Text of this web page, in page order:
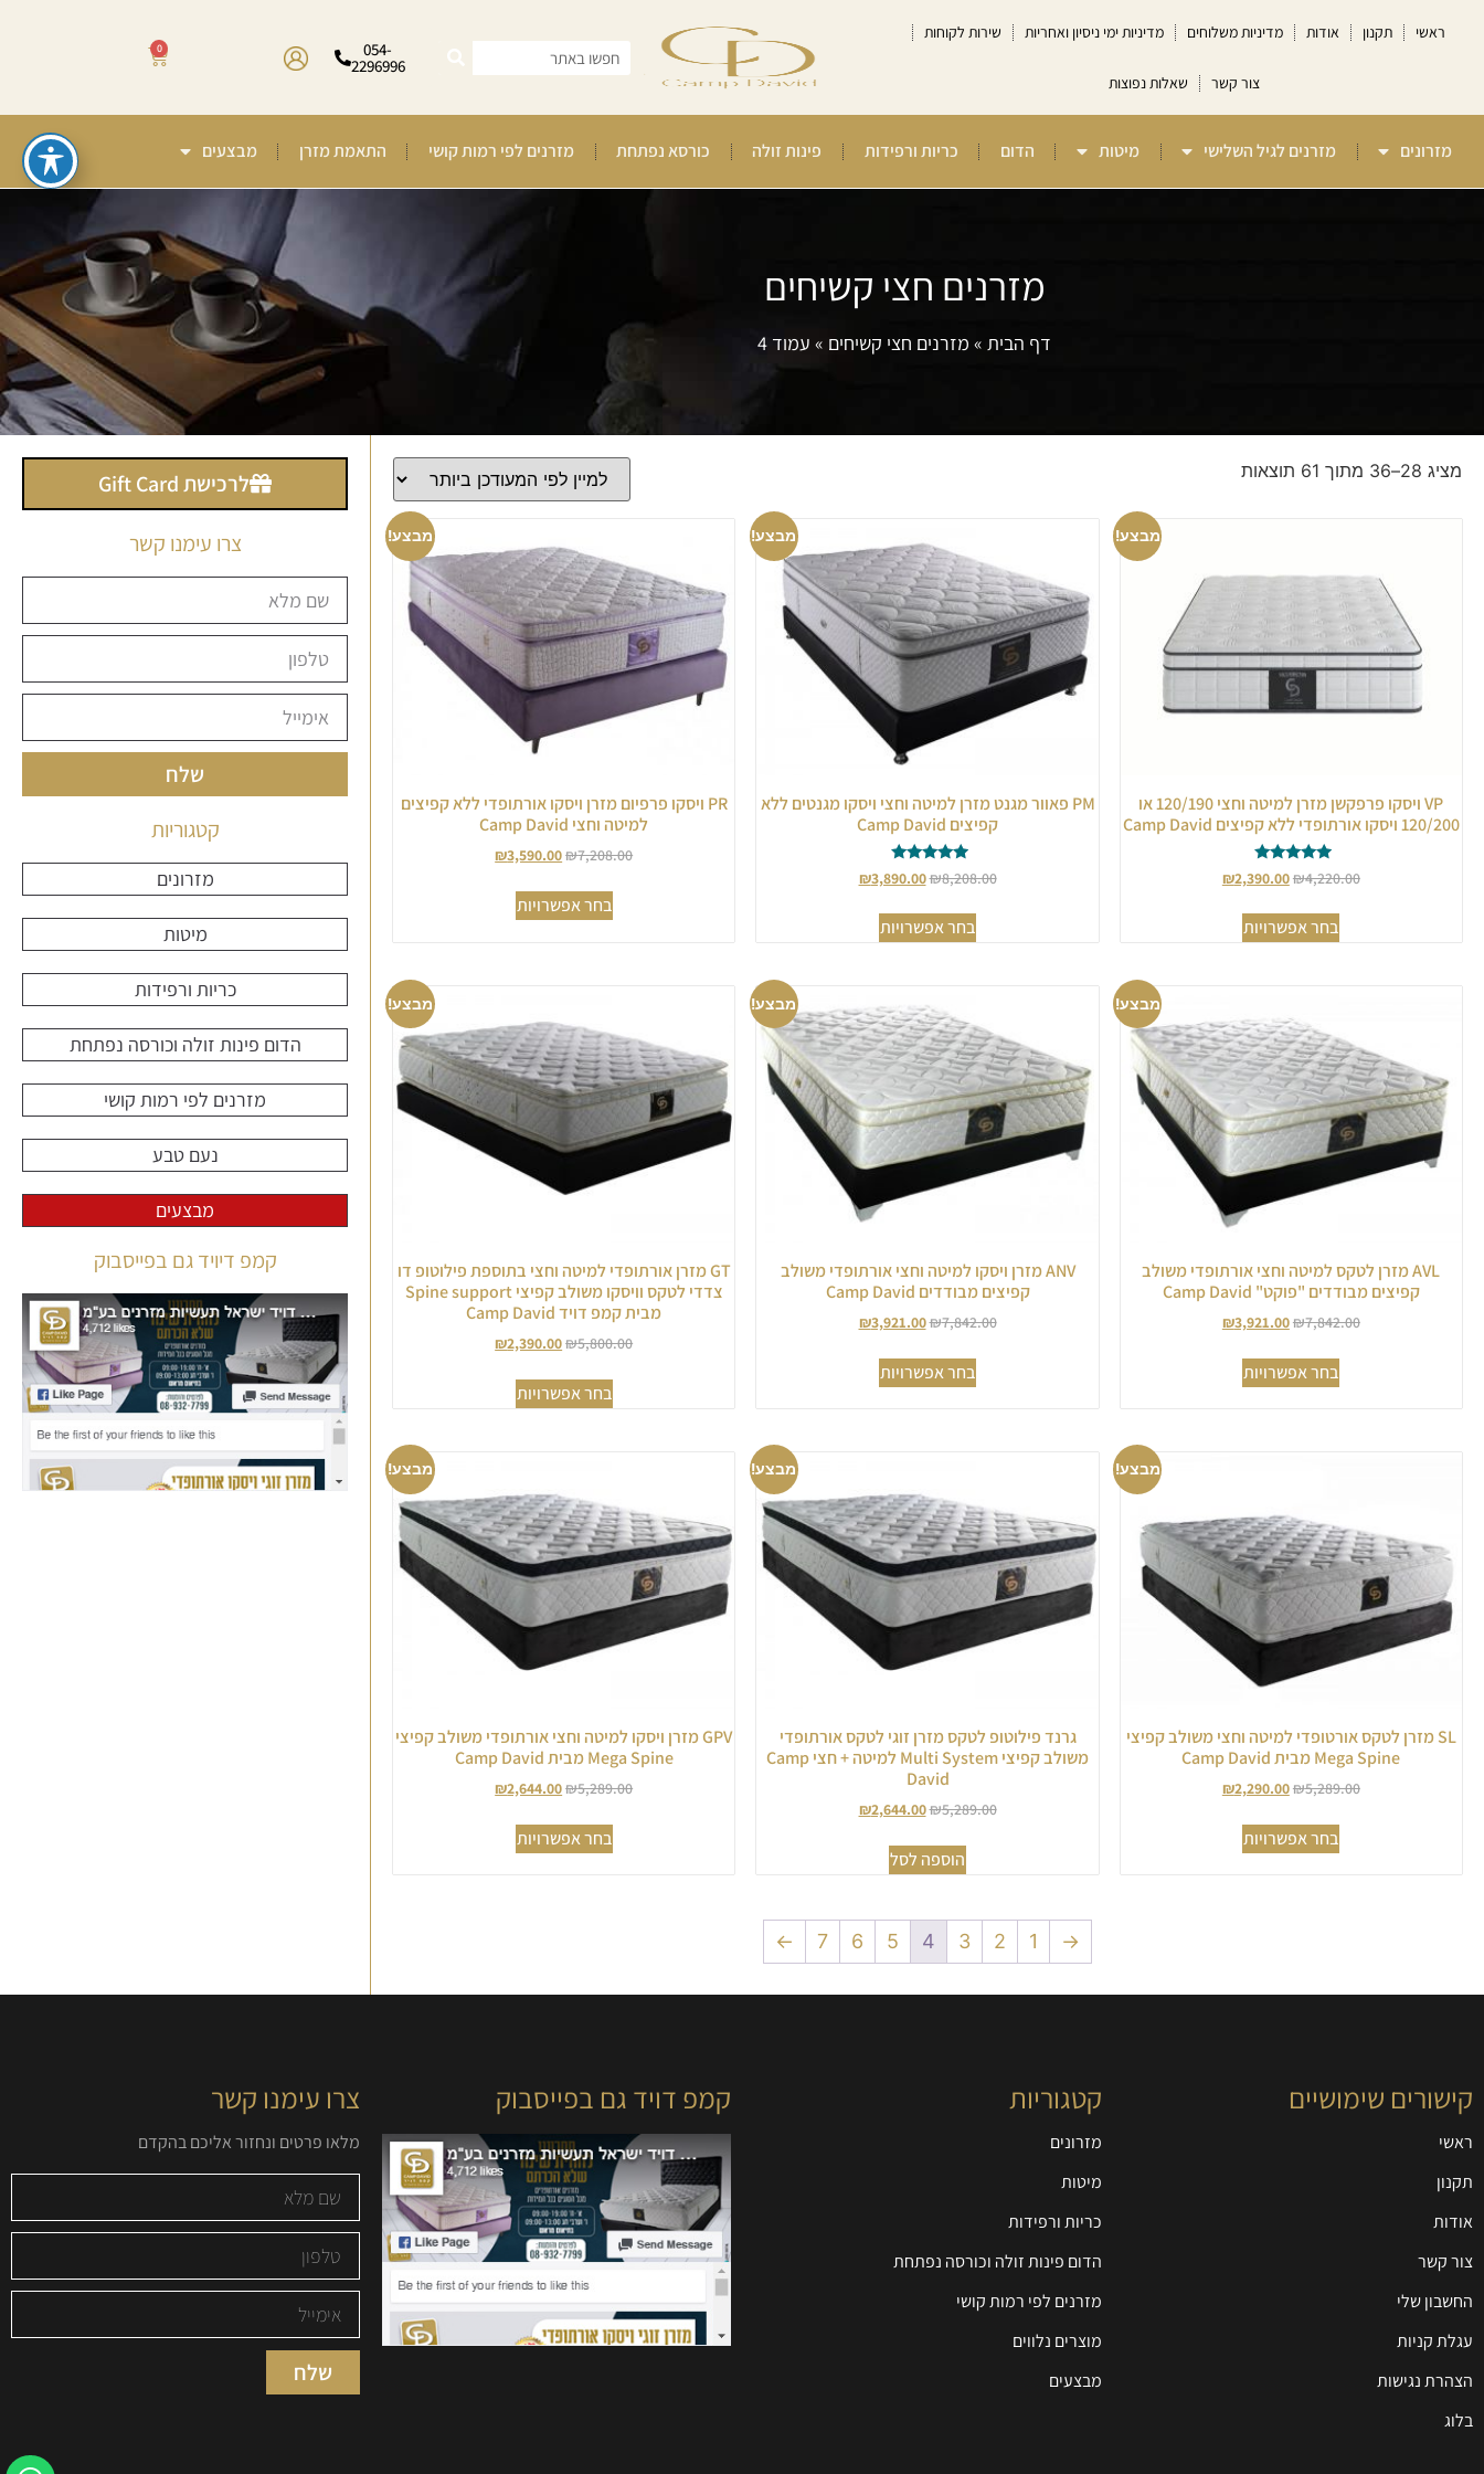
ראשי תקנון אודות מדיניות משלוחים מדיניות ימי ניסיון ואחריות שירות לקוחות
צור קשר שאלות נפוצות
054-
2296996
0
מזרונים מזרנים לגיל השלישי מיטות הדום כריות ורפידות פינות זולה כורסא נפתחת מזרנים לפי רמות קושי התאמת מזרן מבצעים
מזרנים חצי קשיחים
דף הבית » מזרנים חצי קשיחים » עמוד 4
מציג 28–36 מתוך 61 תוצאות
מבצע!
VP ויסקו פרפקשן מזרן למיטה וחצי 120/190 או
120/200 ויסקו אורתופדי ללא קפיצים Camp David
דורג
5.00
₪4,220.00
₪2,390.00
בחר אפשרויות
מבצע!
PM פאוור מגנט מזרן למיטה וחצי ויסקו מגנטים ללא
קפיצים Camp David
דורג
5.00
₪8,208.00
₪3,890.00
בחר אפשרויות
מבצע!
PR ויסקו פרפיום מזרן ויסקו אורתופדי ללא קפיצים
למיטה וחצי Camp David
₪7,208.00
₪3,590.00
בחר אפשרויות
מבצע!
AVL מזרן לטקס למיטה וחצי אורתופדי משולב
קפיצים מבודדים "פוקט" Camp David
₪7,842.00
₪3,921.00
בחר אפשרויות
מבצע!
ANV מזרן ויסקו למיטה וחצי אורתופדי משולב
קפיצים מבודדים Camp David
₪7,842.00
₪3,921.00
בחר אפשרויות
מבצע!
GT מזרן אורתופדי למיטה וחצי בתוספת פילוטופ דו
צדדי לטקס וויסקו משולב קפיצי Spine support
מבית קמפ דויד Camp David
₪5,800.00
₪2,390.00
בחר אפשרויות
מבצע!
SL מזרן לטקס אורטופדי למיטה וחצי משולב קפיצי
Mega Spine מבית Camp David
₪5,289.00
₪2,290.00
בחר אפשרויות
מבצע!
גרנד פילוטופ לטקס מזרן זוגי לטקס אורתופדי
משולב קפיצי Multi System למיטה + חצי Camp
David
₪5,289.00
₪2,644.00
הוספה לסל
מבצע!
GPV מזרן ויסקו למיטה וחצי אורתופדי משולב קפיצי
Mega Spine מבית Camp David
₪5,289.00
₪2,644.00
בחר אפשרויות
→
1
2
3
4
5
6
7
←
לרכישת Gift Card
צרו עימנו קשר
שלח
קטגוריות
מזרונים
מיטות
כריות ורפידות
הדום פינות זולה וכורסה נפתחת
מזרנים לפי רמות קושי
נעם טבע
מבצעים
קמפ דיויד גם בפייסבוק
קישורים שימושיים
ראשי
תקנון
אודות
צור קשר
החשבון שלי
עגלת קניות
הצהרת נגישות
בלוג
קטגוריות
מזרונים
מיטות
כריות ורפידות
הדום פינות זולה וכורסה נפתחת
מזרנים לפי רמות קושי
מוצרים נלווים
מבצעים
קמפ דויד גם בפייסבוק צרו עימנו קשר
מלאו פרטים ונחזור אליכם בהקדם
שלח